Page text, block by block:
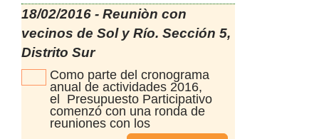
18/02/2016 - Reuniòn con
vecinos de Sol y Río. Sección 5,
Distrito Sur
Como parte del cronograma
anual de actividades 2016,
el Presupuesto Participativo
comenzó con una ronda de
reuniones con los
vecinos.Comenzamos por Sol